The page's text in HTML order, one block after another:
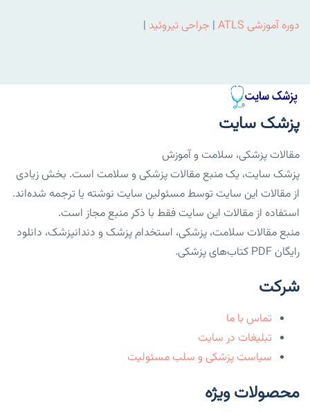
دوره آموزشی ATLS | جراحی تیروئید |
پزشک سایت
مقالات پزشکی، سلامت و آموزش
پزشک سایت، یک منبع مقالات پزشکی و سلامت است. بخش زیادی
از مقالات این سایت توسط مسئولین سایت نوشته یا ترجمه شده‌اند.
استفاده از مقالات این سایت فقط با ذکر منبع مجاز است.
منبع مقالات سلامت، پزشکی، استخدام پزشک و دندانپزشک، دانلود
رایگان PDF کتاب‌های پزشکی.
شرکت
تماس با ما
تبلیغات در سایت
سیاست پزشکی و سلب مسئولیت
محصولات ویژه